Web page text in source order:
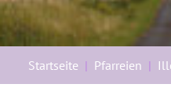
Startseite Pfarreien